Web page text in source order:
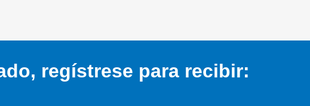
regístrese para recibir: